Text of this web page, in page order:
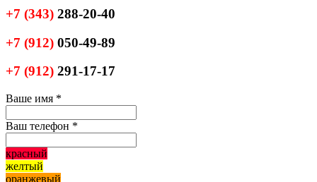
+7 (343) 288-20-40
+7 (912) 050-49-89
+7 (912) 291-17-17
Ваше имя *
Ваш телефон *
красный
желтый
оранжевый